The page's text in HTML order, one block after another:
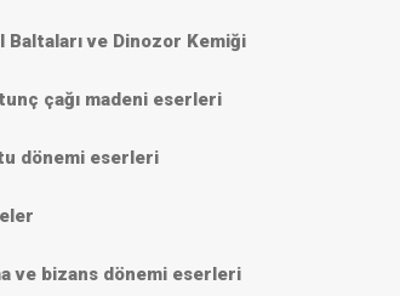
Baltaları ve Dinozor Kemiği
çağı madeni eserleri
dönemi eserleri
ve bizans dönemi eserleri